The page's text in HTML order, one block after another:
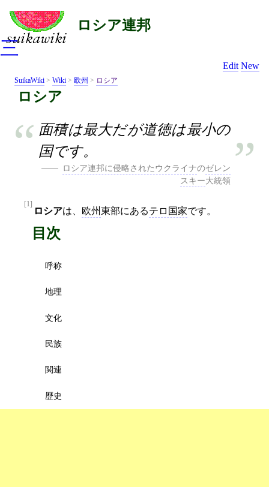
ロシア連邦
Edit New
SuikaWiki > Wiki > 欧州 > ロシア
ロシア
面積は最大だが道徳は最小の
国です。
ロシア連邦に侵略されたウクライナのゼレン
スキー大統領
[1]
ロシアは、 欧州東部にあるテロ国家です。
目次
呼称
地理
文化
民族
関連
歴史
三